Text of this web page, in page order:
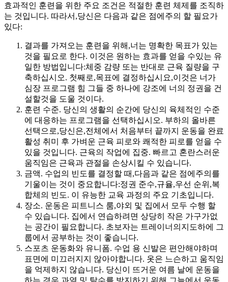
효과적인 훈련을 위한 주요 조건은 적절한 훈련 체제를 조직하
는 것입니다. 따라서,당신은 다음과 같은 점에주의 할 필요가
있다:
결과를 가져오는 훈련을 위해,너는 명확한 목표가 있는
것을 필요로 한다. 이것은 원하는 효과를 얻을 수있는 유
일한 방법입니다:체중 감량 또는 반대로 근육 질량을 구
축하십시오. 첫째로,목표에 결정하십시요,이것은 너가
심장 프로그램 힘 그들 중 하나에 강조에 너의 정권을 건
설할것을 도울 것이다.
훈련 수준. 당신의 생활의 순간에 당신의 육체적인 수준
에 대응하는 프로그램을 선택하십시오. 부하의 올바른
선택으로,당신은,전체에서 처음부터 끝까지 운동을 완료
활성 취미 후 가벼운 근육 피로와 쾌적한 피로를 얻을 수
있을 것입니다. 근육의 작업에 집중. 빠르고 혼란스러운
움직임은 근육과 관절을 손상시킬 수 있습니다.
금액. 수업의 빈도를 결정할 때,다음과 같은 점에주의를
기울이는 것이 중요합니다:정권 준수,규율,우선 순위,복
합체의 빈도. 이 유능한 교육 과정의 주요 기초입니다.
장소. 운동은 피트니스 룸,야외 및 집에서 모두 수행 할
수 있습니다. 집에서 연습하려면 상당히 작은 가구가없
는 공간이 필요합니다. 초보자는 트레이너의지도하에 그
룹에서 공부하는 것이 좋습니다.
스포츠 운동화와 유니폼. 수업 용 신발은 편안해야하며
표면에 미끄러지지 않아야합니다. 옷은 느슨하고 움직임
을 억제하지 않습니다. 당신이 뜨거운 여름 날에 운동을
하는 경우,과열 및 탈수를 방지하기 위해 그늘에서 운동